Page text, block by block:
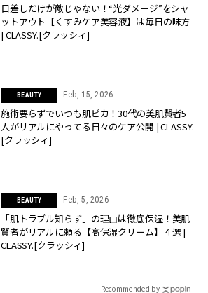
日差しだけが敵じゃない！“光ダメージ”をシャ
ットアウト【くすみケア美容液】は毎日の味方
| CLASSY.[クラッシィ]
BEAUTY Feb, 15, 2026
施術要らずでいつも肌ピカ！30代の美肌賢者5
人がリアルにやってる日々のケア公開 | CLASSY.
[クラッシィ]
BEAUTY Feb, 5, 2026
「肌トラブル知らず」の理由は徹底保湿！美肌
賢者がリアルに頼る【高保湿クリーム】４選 |
CLASSY.[クラッシィ]
Recommended by